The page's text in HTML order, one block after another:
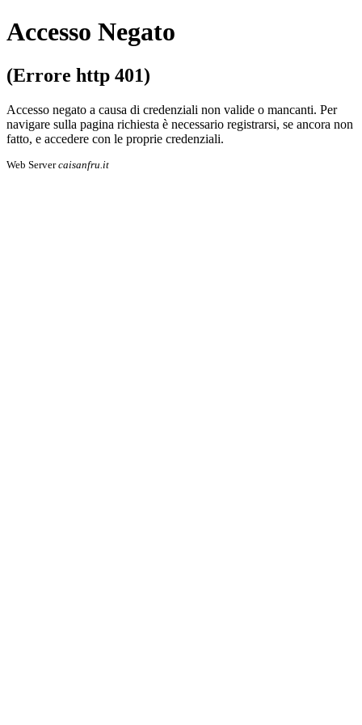
Accesso Negato
(Errore http 401)
Accesso negato a causa di credenziali non valide o mancanti. Per
navigare sulla pa­gi­na richiesta è necessario registrarsi, se an­co­ra non
fatto, e accedere con le proprie cre­den­zia­li.
Web Servercaisanfru.it